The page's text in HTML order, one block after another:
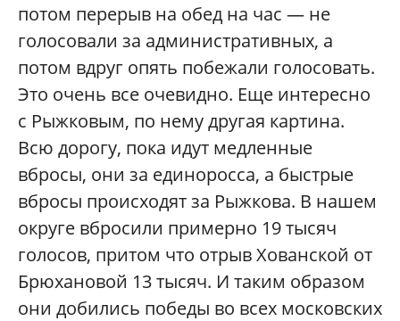
потом перерыв на обед на час — не
голосовали за административных, а
потом вдруг опять побежали голосовать.
Это очень все очевидно. Еще интересно
с Рыжковым, по нему другая картина.
Всю дорогу, пока идут медленные
вбросы, они за единоросса, а быстрые
вбросы происходят за Рыжкова. В нашем
округе вбросили примерно 19 тысяч
голосов, притом что отрыв Хованской от
Брюхановой 13 тысяч. И таким образом
они добились победы во всех московских